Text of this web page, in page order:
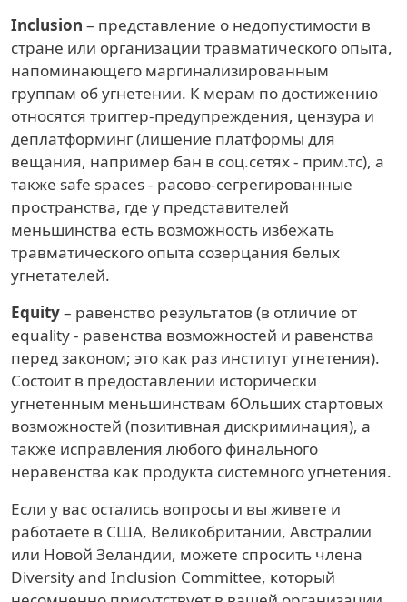
Inclusion – представление о недопустимости в
стране или организации травматического опыта,
напоминающего маргинализированным
группам об угнетении. К мерам по достижению
относятся триггер-предупреждения, цензура и
деплатформинг (лишение платформы для
вещания, например бан в соц.сетях - прим.тс), а
также safe spaces - расово-сегрегированные
пространства, где у представителей
меньшинства есть возможность избежать
травматического опыта созерцания белых
угнетателей.
Equity– равенство результатов (в отличие от
equality - равенства возможностей и равенства
перед законом; это как раз институт угнетения).
Состоит в предоставлении исторически
угнетенным меньшинствам бОльших стартовых
возможностей (позитивная дискриминация), а
также исправления любого финального
неравенства как продукта системного угнетения.
Если у вас остались вопросы и вы живете и
работаете в США, Великобритании, Австралии
или Новой Зеландии, можете спросить члена
Diversity and Inclusion Committee, который